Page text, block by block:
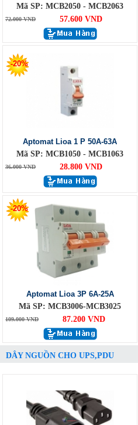
Mã SP: MCB2050 - MCB2063
72.000 VND 57.600 VND
-20%
Aptomat Lioa 1 P 50A-63A
Mã SP: MCB1050 - MCB1063
36.000 VND 28.800 VND
-20%
Aptomat Lioa 3P 6A-25A
Mã SP: MCB3006-MCB3025
109.000 VND 87.200 VND
DÂY NGUỒN CHO UPS,PDU